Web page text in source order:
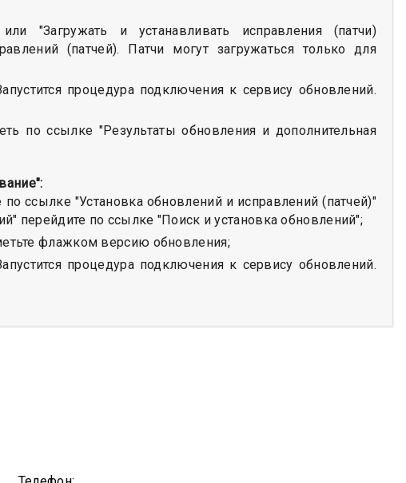
"Загружать и устанавливать исправления (патчи)
(патчей). Патчи могут загружаться только для
процедура подключения к сервису обновлений.
по ссылке "Результаты обновления и дополнительная
ссылке "Установка обновлений и исправлений (патчей)"
перейдите по ссылке "Поиск и установка обновлений";
флажком версию обновления;
процедура подключения к сервису обновлений.